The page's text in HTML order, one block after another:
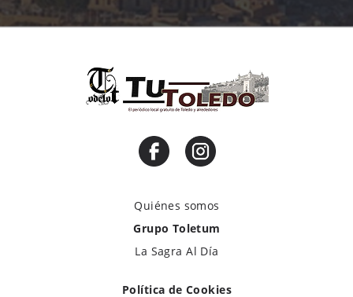
Quiénes somos
Grupo Toletum
La Sagra Al Día
Política de Cookies